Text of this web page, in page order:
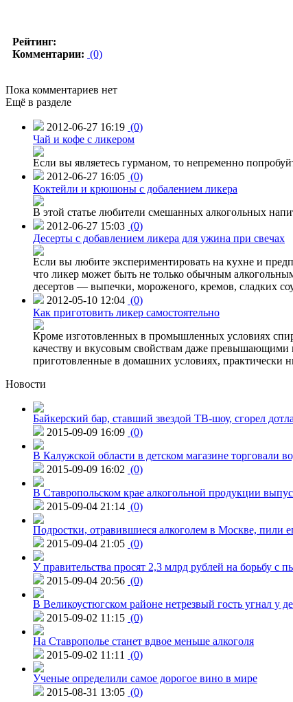
Рейтинг:
Комментарии: (0)
Пока комментариев нет
Ещё в разделе
2012-06-27 16:19 (0)
Чай и кофе с ликером
Если вы являетесь гурманом, то непременно
2012-06-27 16:05 (0)
Коктейли и крюшоны с добалением ликера
В этой статье любители смешанных алкогольных
2012-06-27 15:03 (0)
Десерты с добавлением ликера для ужина при свечах
Если вы любите экспериментировать на кухне и
что ликер может быть не только обычным
десертов — выпечки, мороженого, кремов, сладких
2012-05-10 12:04 (0)
Как приготовить ликер самостоятельно
Кроме изготовленных в промышленных условиях
качеству и вкусовым свойствам даже превышающими
приготовленные в домашних условиях, практически
Новости
Байкерский бар, ставший звездой ТВ-шоу, сгорел дотла
2015-09-09 16:09 (0)
В Калужской области в детском магазине торговали
2015-09-09 16:02 (0)
В Ставропольском крае алкогольной продукции
2015-09-04 21:14 (0)
Подростки, отравившиеся алкоголем в Москве, пили
2015-09-04 21:05 (0)
У правительства просят 2,3 млрд рублей на борьбу с
2015-09-04 20:56 (0)
В Великоустюгском районе нетрезвый гость угнал у
2015-09-02 11:15 (0)
На Ставрополье станет вдвое меньше алкоголя
2015-09-02 11:11
(0)
Ученые определили самое дорогое вино в мире
2015-08-31 13:05 (0)